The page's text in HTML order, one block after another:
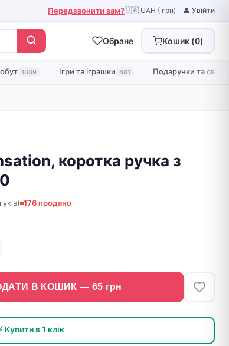
Передзвонити вам?🇺🇦 UAH ( грн) 👤 Увійти
Обране Кошик (0)
1039 Ігри та іграшки 681 Подарунки та свята
коротка ручка з
176 продано
В КОШИК — 65 грн
Купити в 1 клік